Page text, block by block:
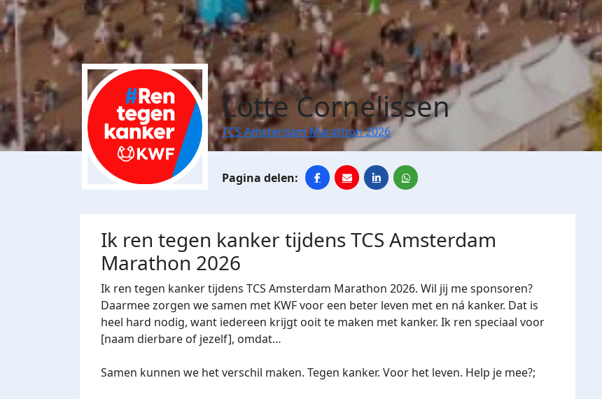
Lotte Cornelissen
TCS Amsterdam Marathon 2026
Ik ren tegen kanker tijdens TCS Amsterdam
Marathon 2026
Ik ren tegen kanker tijdens TCS Amsterdam Marathon 2026. Wil jij me sponsoren?
Daarmee zorgen we samen met KWF voor een beter leven met en ná kanker. Dat is
heel hard nodig, want iedereen krijgt ooit te maken met kanker. Ik ren speciaal voor
[naam dierbare of jezelf], omdat…
Samen kunnen we het verschil maken. Tegen kanker. Voor het leven. Help je mee?;